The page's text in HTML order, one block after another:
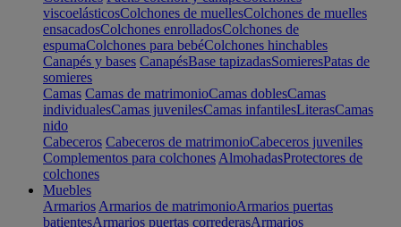
viscoelásticosColchones de muellesColchones de muelles
ensacadosColchones enrolladosColchones de
espumaColchones para bebéColchones hinchables
Canapés y bases CanapésBase tapizadasSomieresPatas de
somieres
Camas Camas de matrimonioCamas doblesCamas
individualesCamas juvenilesCamas infantilesLiterasCamas
nido
Cabeceros Cabeceros de matrimonioCabeceros juveniles
Complementos para colchones AlmohadasProtectores de
colchones
Muebles
Armarios Armarios de matrimonioArmarios puertas
batientesArmarios puertas correderasArmarios